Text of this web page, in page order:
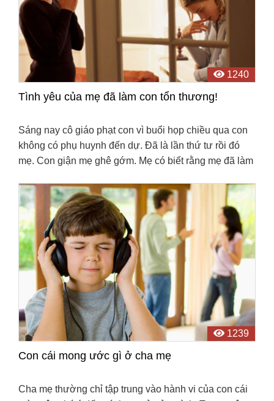
1240
Tình yêu của mẹ đã làm con tổn thương!
Sáng nay cô giáo phạt con vì buổi họp chiều qua con
không có phụ huynh đến dự. Đã là lần thứ tư rồi đó
mẹ. Con giận mẹ ghê gớm. Mẹ có biết rằng mẹ đã làm
1239
Con cái mong ước gì ở cha mẹ
Cha mẹ thường chỉ tập trung vào hành vi của con cái